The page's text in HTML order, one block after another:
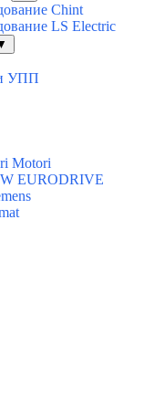
Chint
LS Electric
УПП
Motori
EURODRIVE